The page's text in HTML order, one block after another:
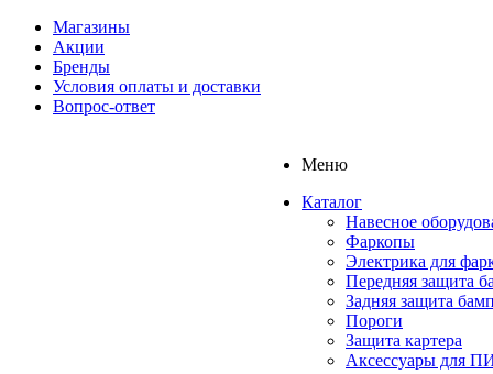
Магазины
Акции
Бренды
Условия оплаты и доставки
Вопрос-ответ
Меню
Каталог
Навесное
Фаркопы
Электрика для
Передняя защита
Задняя защита
Пороги
Защита картера
Аксессуары для